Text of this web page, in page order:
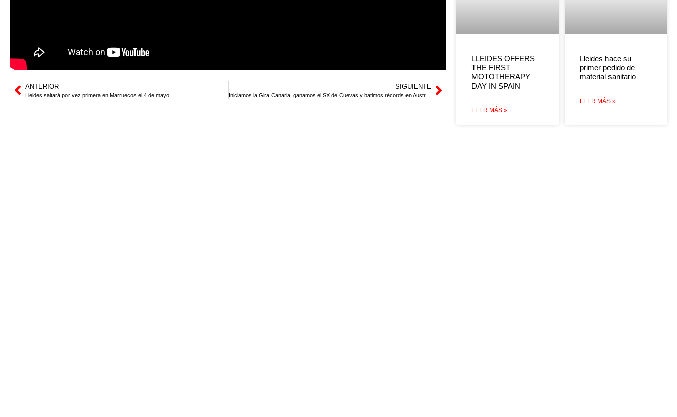
ANTERIOR
Lleides saltará por vez primera en Marruecos el 4 de mayo
SIGUIENTE
Iniciamos la Gira Canaria, ganamos el SX de Cuevas y batimos récords en Australia
LLEIDES OFFERS
THE FIRST
MOTOTHERAPY
DAY IN SPAIN
LEER MÁS »
Lleides hace su
primer pedido de
material sanitario
LEER MÁS »